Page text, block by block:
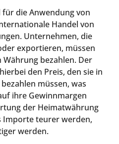
für die Anwendung von
Handel von
Unternehmen, die
exportieren, müssen
bezahlen. Der
den Preis, den sie in
müssen, was
ihre Gewinnmargen
der Heimatwährung
Importe teurer werden,
werden.